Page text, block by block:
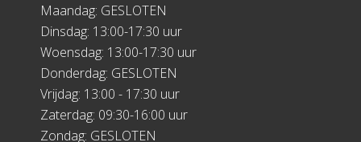
Maandag: GESLOTEN
Dinsdag: 13:00-17:30 uur
Woensdag: 13:00-17:30 uur
Donderdag: GESLOTEN
Vrijdag: 13:00 - 17:30 uur
Zaterdag: 09:30-16:00 uur
Zondag: GESLOTEN